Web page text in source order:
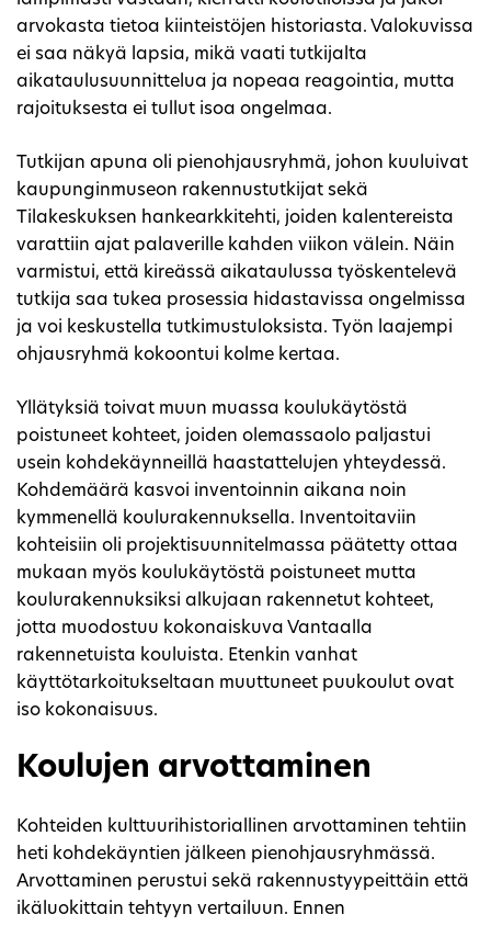
arvokasta tietoa kiinteistöjen historiasta. Valokuvissa
ei saa näkyä lapsia, mikä vaati tutkijalta
aikataulusuunnittelua ja nopeaa reagointia, mutta
rajoituksesta ei tullut isoa ongelmaa.
Tutkijan apuna oli pienohjausryhmä, johon kuuluivat
kaupunginmuseon rakennustutkijat sekä
Tilakeskuksen hankearkkitehti, joiden kalentereista
varattiin ajat palaverille kahden viikon välein. Näin
varmistui, että kireässä aikataulussa työskentelevä
tutkija saa tukea prosessia hidastavissa ongelmissa
ja voi keskustella tutkimustuloksista. Työn laajempi
ohjausryhmä kokoontui kolme kertaa.
Yllätyksiä toivat muun muassa koulukäytöstä
poistuneet kohteet, joiden olemassaolo paljastui
usein kohdekäynneillä haastattelujen yhteydessä.
Kohdemäärä kasvoi inventoinnin aikana noin
kymmenellä koulurakennuksella. Inventoitaviin
kohteisiin oli projektisuunnitelmassa päätetty ottaa
mukaan myös koulukäytöstä poistuneet mutta
koulurakennuksiksi alkujaan rakennetut kohteet,
jotta muodostuu kokonaiskuva Vantaalla
rakennetuista kouluista. Etenkin vanhat
käyttötarkoitukseltaan muuttuneet puukoulut ovat
iso kokonaisuus.
Koulujen arvottaminen
Kohteiden kulttuurihistoriallinen arvottaminen tehtiin
heti kohdekäyntien jälkeen pienohjausryhmässä.
Arvottaminen perustui sekä rakennustyypeittäin että
ikäluokittain tehtyyn vertailuun. Ennen